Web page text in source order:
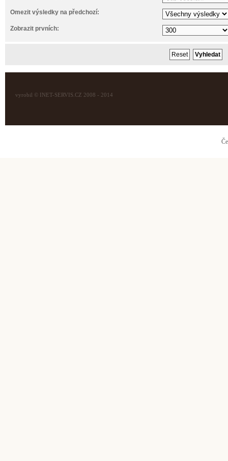
Omezit výsledky na předchozí:
Zobrazit prvních:
vyrobil © INET-SERVIS.CZ 2008 - 2014